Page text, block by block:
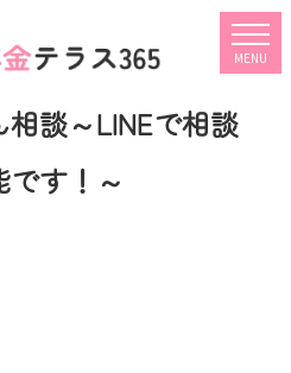
MENU
談～LINEで相談
です！～